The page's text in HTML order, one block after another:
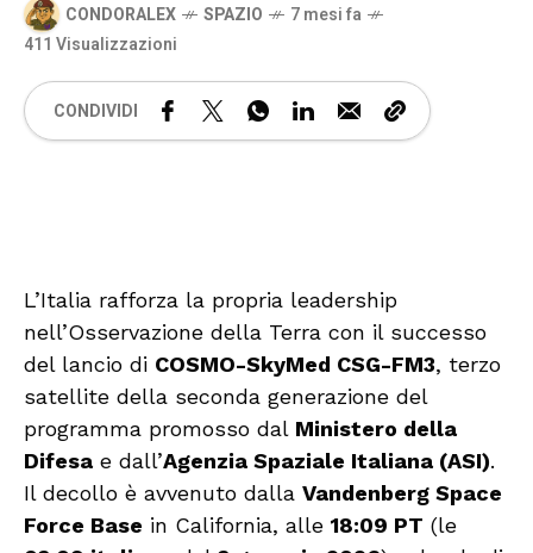
CONDORALEX SPAZIO
7 mesi fa
411 Visualizzazioni
CONDIVIDI
L’Italia rafforza la propria leadership
nell’Osservazione della Terra con il successo
del lancio di COSMO-SkyMed CSG-FM3, terzo
satellite della seconda generazione del
programma promosso dal Ministero della
Difesa e dall’Agenzia Spaziale Italiana (ASI).
Il decollo è avvenuto dalla Vandenberg Space
Force Base in California, alle 18:09 PT (le